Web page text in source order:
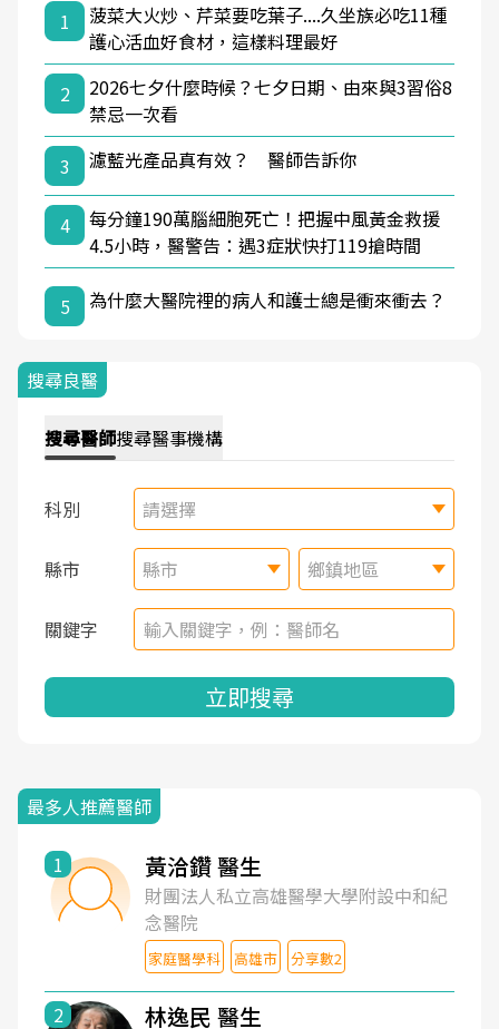
1
菠菜大火炒、芹菜要吃葉子....久坐族必吃11種
護心活血好食材，這樣料理最好
2
2026七夕什麼時候？七夕日期、由來與3習俗8
禁忌一次看
3
濾藍光產品真有效？ 醫師告訴你
4
每分鐘190萬腦細胞死亡！把握中風黃金救援
4.5小時，醫警告：遇3症狀快打119搶時間
5 為什麼大醫院裡的病人和護士總是衝來衝去？
搜尋良醫
搜尋醫師搜尋醫事機構
科別 請選擇
縣市 縣市 鄉鎮地區
關鍵字
立即搜尋
最多人推薦醫師
1 黃洽鑽 醫生
財團法人私立高雄醫學大學附設中和紀
念醫院
家庭醫學科 高雄市 分享數2
2 林逸民 醫生